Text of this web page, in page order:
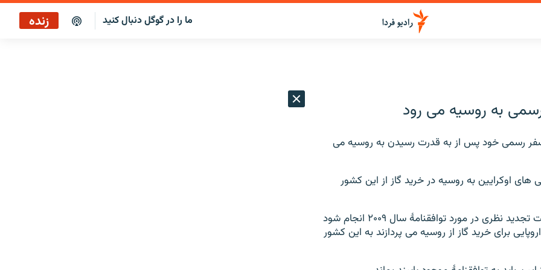
ما را در گوگل دنبال کنید زنده
به روسيه مى رود
سفر رسمى خود پس از به قدرت رسيدن به روسيه مى
اوكرايين به روسيه در خريد گاز از اين كشور
تحليلگران اقتصادى معتقدند آقاى يانوكوويچ اميدوار است تجديد نظرى در مورد توافقنامۀ سال ۲۰۰۹ انجام شود
براى خريد گاز از روسيه مى پردازند به اين كشور